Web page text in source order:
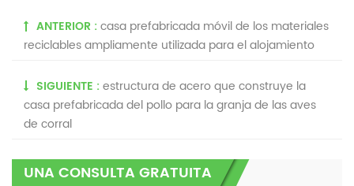
ANTERIOR :casa prefabricada móvil de los materiales
reciclables ampliamente utilizada para el alojamiento
SIGUIENTE :estructura de acero que construye la
casa prefabricada del pollo para la granja de las aves
de corral
UNA CONSULTA GRATUITA